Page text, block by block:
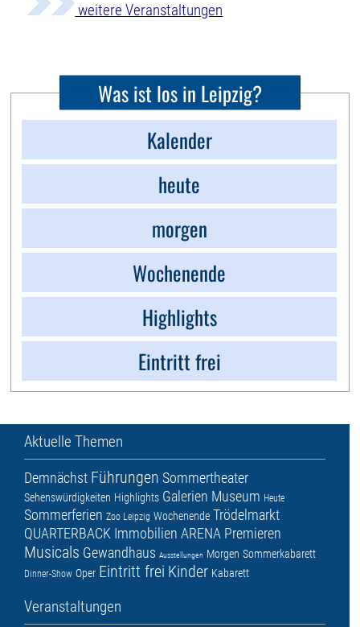
weitere Veranstaltungen
Was ist los in Leipzig?
Kalender
heute
morgen
Wochenende
Highlights
Eintritt frei
Aktuelle Themen
Demnächst Führungen Sommertheater
Sehenswürdigkeiten Highlights Galerien Museum Heute
Sommerferien Zoo Leipzig Wochenende Trödelmarkt
QUARTERBACK Immobilien ARENA Premieren
Musicals Gewandhaus Ausstellungen Morgen Sommerkabarett
Dinner-Show Oper Eintritt frei Kinder Kabarett
Veranstaltungen